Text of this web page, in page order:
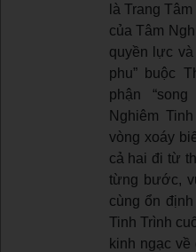
là Trang
của Tâm
quyền lực
phu” buộc
phận
Nghiêm
vòng xoáy
cả hai đi từ
từng bước,
cùng ổn
Tinh Trình
kinh ngạc